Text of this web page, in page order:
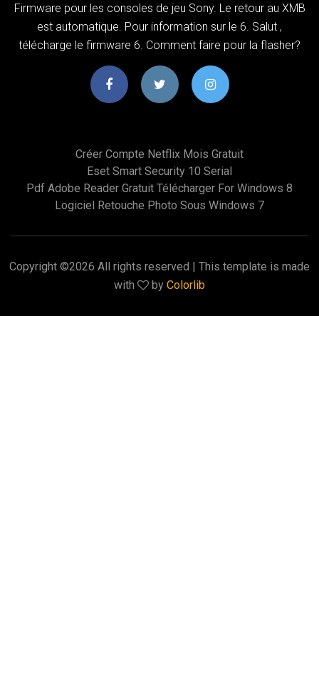
Firmware pour les consoles de jeu Sony. Le retour au XMB
est automatique. Pour information sur le 6. Salut ,
télécharge le firmware 6. Comment faire pour la flasher?
Créer Compte Netflix Mois Gratuit
Eset Smart Security 10 Serial
Pdf Adobe Reader Gratuit Télécharger For Windows 8
Logiciel Retouche Photo Sous Windows 7
Copyright ©2026 All rights reserved | This template is made
with
by Colorlib